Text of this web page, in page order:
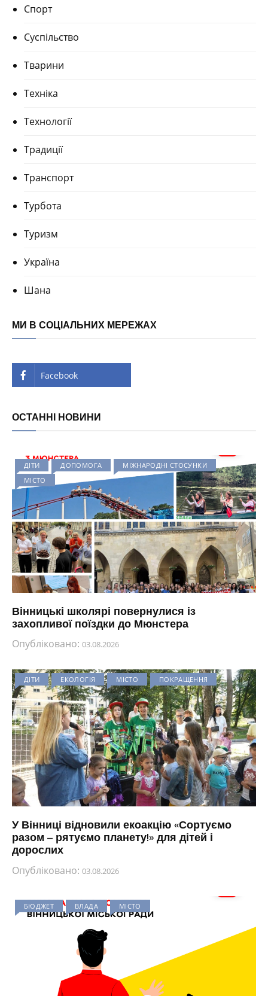
Спорт
Суспільство
Тварини
Техніка
Технології
Традиції
Транспорт
Турбота
Туризм
Україна
Шана
МИ В СОЦІАЛЬНИХ МЕРЕЖАХ
Facebook
ОСТАННІ НОВИНИ
ДІТИ ДОПОМОГА
МІЖНАРОДНІ СТОСУНКИ
МІСТО
Вінницькі школярі повернулися із
захопливої поїздки до Мюнстера
Опубліковано: 03.08.2026
ДІТИ ЕКОЛОГІЯ МІСТО ПОКРАЩЕННЯ
У Вінниці відновили екоакцію «Сортуємо
разом – рятуємо планету!» для дітей і
дорослих
Опубліковано: 03.08.2026
БЮДЖЕТ ВЛАДА МІСТО